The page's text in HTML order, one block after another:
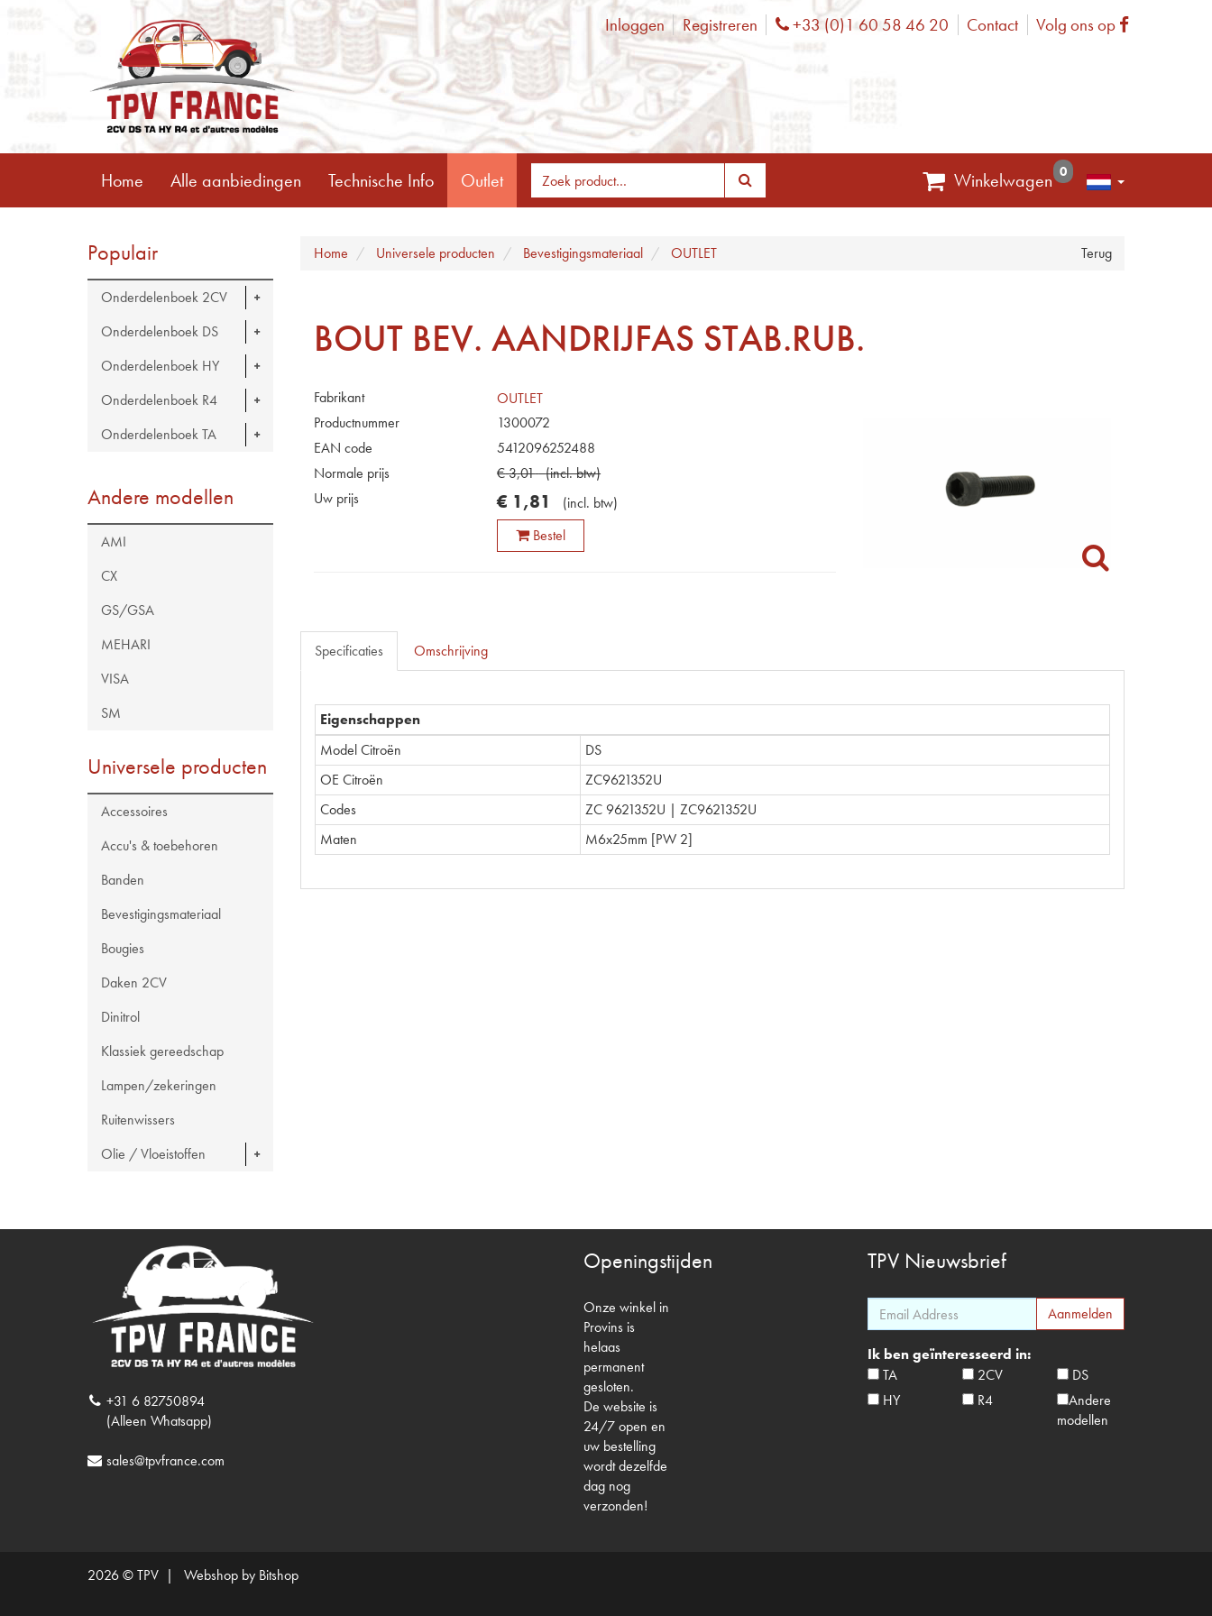
Inloggen Registreren Phone
+33 (0)1 60 58 46 20 Contact Volg ons op Facebook
Home Alle aanbiedingen Technische Info Outlet Winkelwagen 0
Populair
Onderdelenboek 2CV
Onderdelenboek DS
Onderdelenboek HY
Onderdelenboek R4
Onderdelenboek TA
Andere modellen
AMI
CX
GS/GSA
MEHARI
VISA
SM
Universele producten
Accessoires
Accu's & toebehoren
Banden
Bevestigingsmateriaal
Bougies
Daken 2CV
Dinitrol
Klassiek gereedschap
Lampen/zekeringen
Ruitenwissers
Olie / Vloeistoffen
Terug
Home Universele producten Bevestigingsmateriaal OUTLET
BOUT BEV. AANDRIJFAS STAB.RUB.
Fabrikant
OUTLET
Productnummer
1300072
EAN code
5412096252488
Normale prijs
€3,01 (incl. btw)
Uw prijs
€ 1,81 (incl. btw)
Bestel
Specificaties Omschrijving
Eigenschappen
Model Citroën
DS
OE Citroën
ZC9621352U
Codes
ZC 9621352U | ZC9621352U
Maten
M6x25mm [PW 2]
+31 6 82750894
(Alleen Whatsapp)
sales@tpvfrance.com
Openingstijden
Onze winkel in
Provins is
helaas
permanent
gesloten.
De website is
24/7 open en
uw bestelling
wordt dezelfde
dag nog
verzonden!
TPV Nieuwsbrief
Ik ben geïnteresseerd in:
TA
2CV
DS
HY
R4
Andere
modellen
2026 © TPV | Webshop by Bitshop